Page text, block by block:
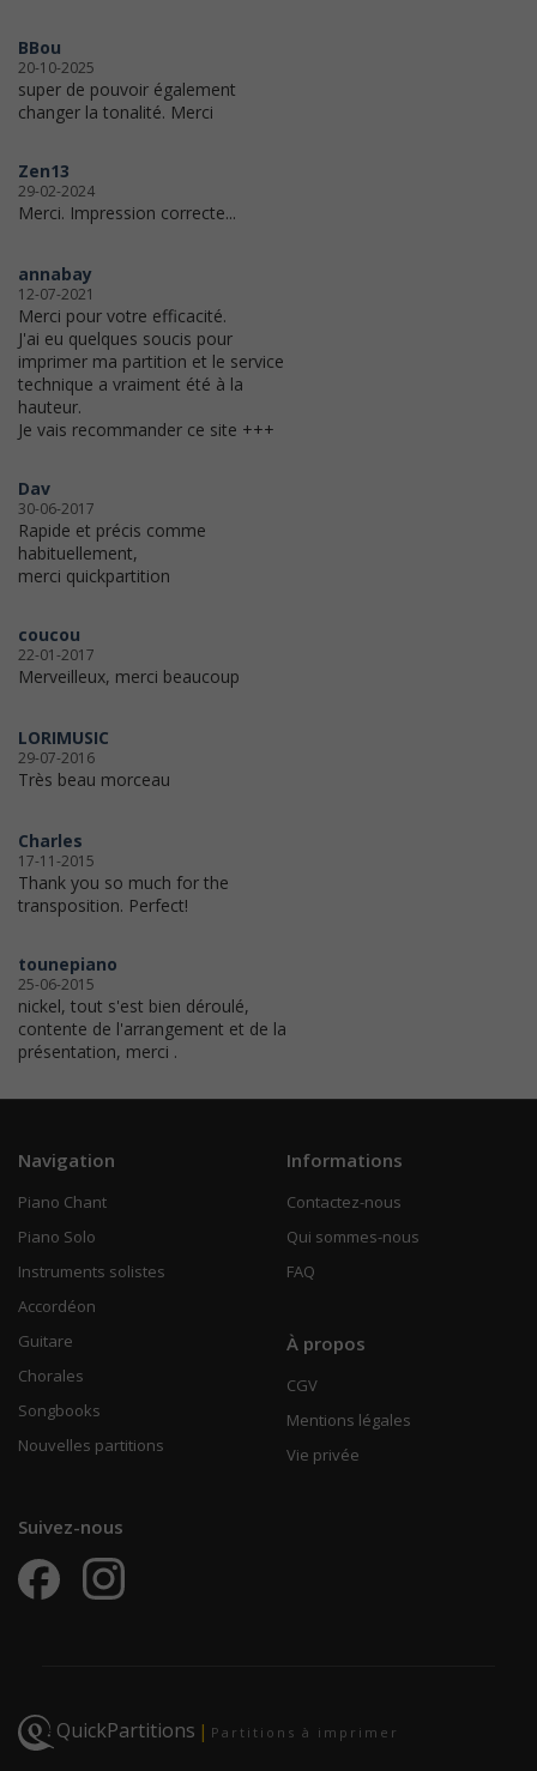
BBou
20-10-2025
super de pouvoir également
changer la tonalité. Merci
Zen13
29-02-2024
Merci. Impression correcte...
annabay
12-07-2021
Merci pour votre efficacité.
J'ai eu quelques soucis pour
imprimer ma partition et le service
technique a vraiment été à la
hauteur.
Je vais recommander ce site +++
Dav
30-06-2017
Rapide et précis comme
habituellement,
merci quickpartition
coucou
22-01-2017
Merveilleux, merci beaucoup
LORIMUSIC
29-07-2016
Très beau morceau
Charles
17-11-2015
Thank you so much for the
transposition. Perfect!
tounepiano
25-06-2015
nickel, tout s'est bien déroulé,
contente de l'arrangement et de la
présentation, merci .
Navigation
Piano Chant
Piano Solo
Instruments solistes
Accordéon
Guitare
Chorales
Songbooks
Nouvelles partitions
Informations
Contactez-nous
Qui sommes-nous
FAQ
À propos
CGV
Mentions légales
Vie privée
Suivez-nous
QuickPartitions | Partitions à imprimer